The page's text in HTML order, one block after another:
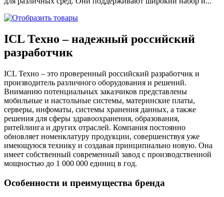
ICL Техно – надежный российский
разработчик
ICL Техно – это проверенный российский разработчик и
производитель различного оборудования и решений.
Вниманию потенциальных заказчиков представлены
мобильные и настольные системы, материнские платы,
серверы, инфоматы, системы хранения данных, а также
решения для сферы здравоохранения, образования,
ритейлинга и других отраслей. Компания постоянно
обновляет номенклатуру продукции, совершенствуя уже
имеющуюся технику и создавая принципиально новую. Она
имеет собственный современный завод с производственной
мощностью до 1 000 000 единиц в год.
Особенности и преимущества бренда